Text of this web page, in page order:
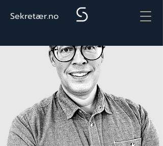
Sekretær.no